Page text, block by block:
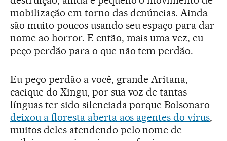
mobilização em torno das denúncias. Ainda
são muito poucos usando seu espaço para dar
nome ao horror. E então, mais uma vez, eu
peço perdão para o que não tem perdão.
Eu peço perdão a você, grande Aritana,
cacique do Xingu, por sua voz de tantas
línguas ter sido silenciada porque Bolsonaro
deixou a floresta aberta aos agentes do vírus,
muitos deles atendendo pelo nome de